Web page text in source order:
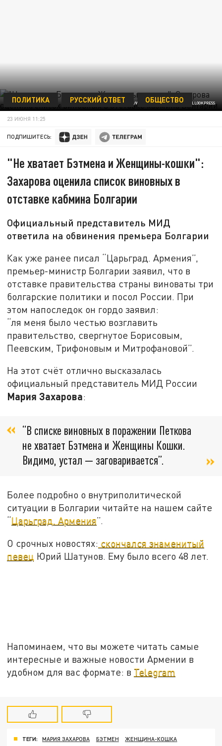
ФОТО: SUPPLIED BY FILMSTILLS.NET/WWW.FILMSTILLS.NET/GLOBALLOOKPRESS
ПОЛИТИКА РУССКИЙ ОТВЕТ ОБЩЕСТВО
23 ИЮНЯ 11:25
ПОДПИШИТЕСЬ:
"Не хватает Бэтмена и Женщины-кошки":
Захарова оценила список виновных в
отставке кабмина Болгарии
Официальный представитель МИД
ответила на обвинения премьера Болгарии
Как уже ранее писал “Царьград. Армения”,
премьер-министр Болгарии заявил, что в
отставке правительства страны виноваты три
болгарские политики и посол России. При
этом напоследок он гордо заявил:
“ля меня было честью возглавить
правительство, свергнутое Борисовым,
Пеевским, Трифоновым и Митрофановой”.
На этот счёт отлично высказалась
официальный представитель МИД России
Мария Захарова:
“В списке виновных в поражении Петкова
не хватает Бэтмена и Женщины Кошки.
Видимо, устал — заговаривается”.
Более подробно о внутриполитической
ситуации в Болгарии читайте на нашем сайте
“Царьград. Армения”.
О срочных новостях: скончался знаменитый
певец Юрий Шатунов. Ему было всего 48 лет.
Напоминаем, что вы можете читать самые
интересные и важные новости Армении в
удобном для вас формате: в Telegram
ТЕГИ: МАРИЯ ЗАХАРОВА БЭТМЕН
ЖЕНЩИНА-КОШКА